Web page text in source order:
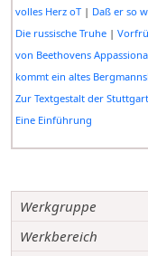
volles Herz oT| Daß er so
Die russische Truhe|
von Beethovens
kommt ein altes
Zur Textgestalt der
Eine Einführung
Werkgruppe
Werkbereich